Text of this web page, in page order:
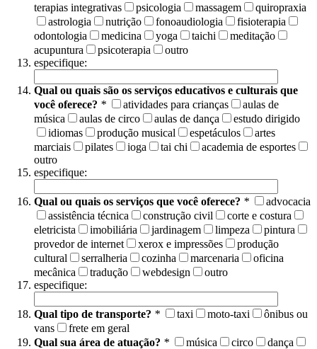
terapias integrativas
psicologia massagem
quiropraxia
astrologia
nutrição fonoaudiologia
fisioterapia
odontologia
medicina yoga taichi
meditação
acupuntura
psicoterapia
outro
especifique:
Qual ou quais são os serviços educativos e culturais que
você oferece? * atividades para crianças
aulas de
música
aulas de circo aulas de dança
estudo dirigido
idiomas
produção musical espetáculos
artes
marciais
pilates ioga tai chi
academia de esportes
outro
especifique:
Qual ou quais os serviços que você oferece? *
advocacia
assistência técnica
construção civil
corte e costura
eletricista
imobiliária jardinagem limpeza
pintura
provedor de internet
xerox e impressões
produção
cultural
serralheria cozinha marcenaria
oficina
mecânica
tradução webdesign
outro
especifique:
Qual tipo de transporte? * taxi moto-taxi
ônibus ou
vans
frete em geral
Qual sua área de atuação? * música circo
dança